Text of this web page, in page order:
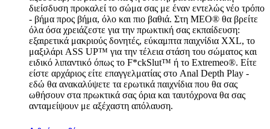
διείσδυση προκαλεί το σώμα σας με έναν εντελώς νέο τρόπο
- βήμα προς βήμα, όλο και πιο βαθιά. Στη MEO® θα βρείτε
όλα όσα χρειάζεστε για την πρωκτική σας εκπαίδευση:
εξαιρετικά μακριούς δονητές, εύκαμπτα παιχνίδια XXL, το
μαξιλάρι ASS UP™ για την τέλεια στάση του σώματος και
ειδικό λιπαντικό όπως το F*ckSlut™ ή το Extremeo®. Είτε
είστε αρχάριος είτε επαγγελματίας στο Anal Depth Play -
εδώ θα ανακαλύψετε τα ερωτικά παιχνίδια που θα σας
ωθήσουν στα πρωκτικά σας όρια και ταυτόχρονα θα σας
ανταμείψουν με αξέχαστη απόλαυση.